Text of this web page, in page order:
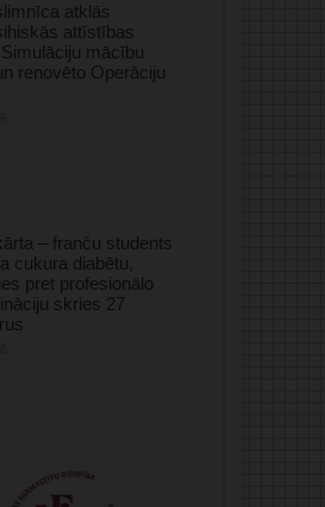
atklās
attīstības
mācību
renovēto Operāciju
– franču students
cukura diabētu,
pret profesionālo
skries 27